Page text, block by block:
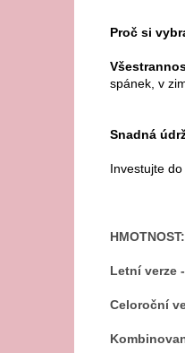
Proč si
spánek, v
Snadná
Investujte
HMOTNOST:
Letní verze
Celoroční